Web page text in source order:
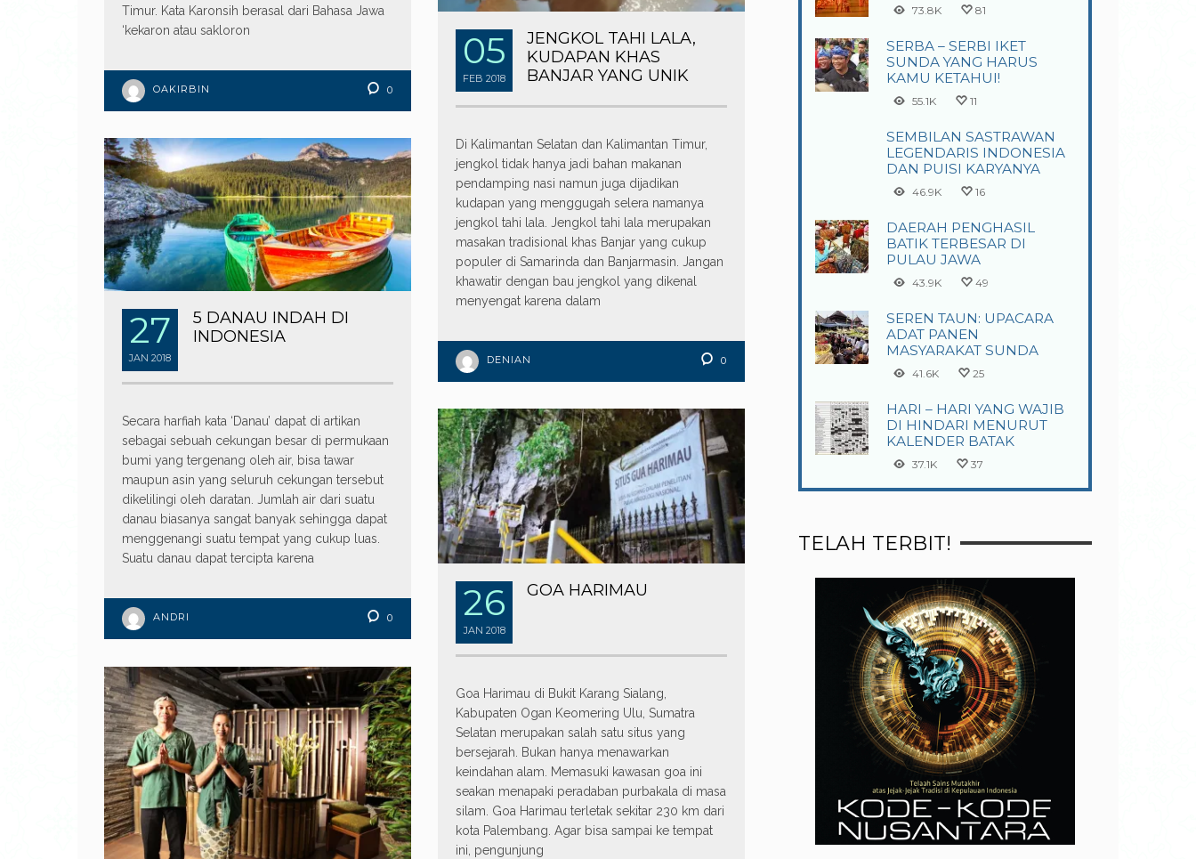
Timur. Kata Karonsih berasal dari Bahasa Jawa
‘kekaron atau sakloron
OAKIRBIN 0
05
FEB 2018
JENGKOL TAHI LALA,
KUDAPAN KHAS
BANJAR YANG UNIK
Di Kalimantan Selatan dan Kalimantan Timur,
jengkol tidak hanya jadi bahan makanan
pendamping nasi namun juga dijadikan
kudapan yang menggugah selera namanya
jengkol tahi lala. Jengkol tahi lala merupakan
masakan tradisional khas Banjar yang cukup
populer di Samarinda dan Banjarmasin. Jangan
khawatir dengan bau jengkol yang dikenal
menyengat karena dalam
DENIAN 0
27
JAN 2018
5 DANAU INDAH DI
INDONESIA
Secara harfiah kata ‘Danau’ dapat di artikan
sebagai sebuah cekungan besar di permukaan
bumi yang tergenang oleh air, bisa tawar
maupun asin yang seluruh cekungan tersebut
dikelilingi oleh daratan. Jumlah air dari suatu
danau biasanya sangat banyak sehingga dapat
menggenangi suatu tempat yang cukup luas.
Suatu danau dapat tercipta karena
ANDRI 0 26
JAN 2018
GOA HARIMAU
Goa Harimau di Bukit Karang Sialang,
Kabupaten Ogan Keomering Ulu, Sumatra
Selatan merupakan salah satu situs yang
bersejarah. Bukan hanya menawarkan
keindahan alam. Memasuki kawasan goa ini
seakan menapaki peradaban purbakala di masa
silam. Goa Harimau terletak sekitar 230 km dari
kota Palembang. Agar bisa sampai ke tempat
ini, pengunjung
73.8K 81
SERBA – SERBI IKET
SUNDA YANG HARUS
KAMU KETAHUI!
55.1K 11
SEMBILAN SASTRAWAN
LEGENDARIS INDONESIA
DAN PUISI KARYANYA
46.9K 16
DAERAH PENGHASIL
BATIK TERBESAR DI
PULAU JAWA
43.9K 49
SEREN TAUN: UPACARA
ADAT PANEN
MASYARAKAT SUNDA
41.6K 25
HARI – HARI YANG WAJIB
DI HINDARI MENURUT
KALENDER BATAK
37.1K 37
TELAH TERBIT!